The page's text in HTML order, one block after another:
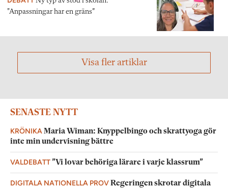
"Anpassningar har en gräns”
Visa fler artiklar
SENASTE NYTT
KRÖNIKA Maria Wiman: Knyppelbingo och skrattyoga gör
inte min undervisning bättre
VALDEBATT”Vi lovar behöriga lärare i varje klassrum”
DIGITALA NATIONELLA PROVRegeringen skrotar digitala